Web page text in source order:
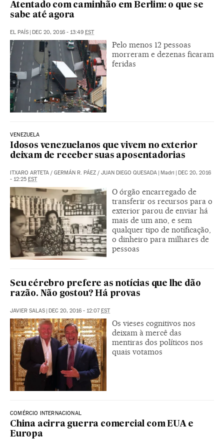
Atentado com caminhão em Berlim: o que se
sabe até agora
EL PAÍS | DEC 20, 2016 - 13:49 EST
Pelo menos 12 pessoas
morreram e dezenas ficaram
feridas
VENEZUELA
Idosos venezuelanos que vivem no exterior
deixam de receber suas aposentadorias
ITXARO ARTETA / GERMÁN R. PÁEZ / JUAN DIEGO QUESADA | Madri | DEC 20, 2016
- 12:25 EST
O órgão encarregado de
transferir os recursos para o
exterior parou de enviar há
mais de um ano, e sem
qualquer tipo de notificação,
o dinheiro para milhares de
pessoas
Seu cérebro prefere as notícias que lhe dão
razão. Não gostou? Há provas
JAVIER SALAS | DEC 20, 2016 - 12:07EST
Os vieses cognitivos nos
deixam à mercê das
mentiras dos políticos nos
quais votamos
COMÉRCIO INTERNACIONAL
China acirra guerra comercial com EUA e
Europa